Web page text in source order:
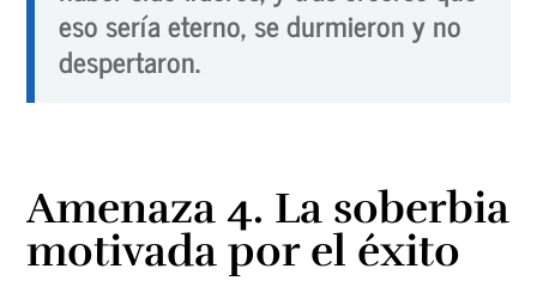
eso sería eterno, se durmieron y no
despertaron.
Amenaza 4. La soberbia
motivada por el éxito